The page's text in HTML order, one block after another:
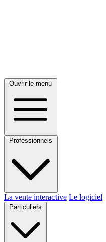
Ouvrir le menu
Professionnels
La vente interactive Le logiciel
Particuliers